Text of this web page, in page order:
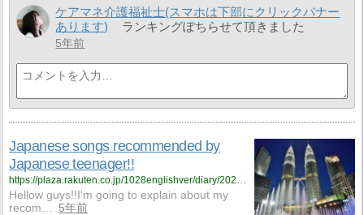
ケアマネ介護福祉士(スマホは下部にクリックバナー
あります)
ランキングぽちらせて頂きました
5年前
Japanese songs recommended by
Japanese teenager!!
https://plaza.rakuten.co.jp/1028englishver/diary/202103180001/
​​Hellow guys!!I'm going to explain about my
recom…
5年前